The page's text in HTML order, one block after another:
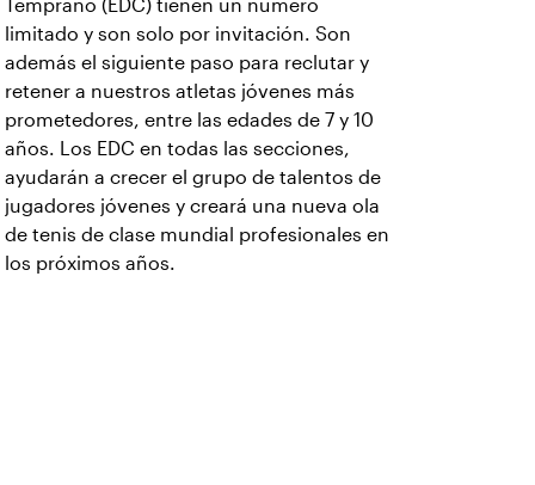
Temprano (EDC) tienen un número
limitado y son solo por invitación. Son
además el siguiente paso para reclutar y
retener a nuestros atletas jóvenes más
prometedores, entre las edades de 7 y 10
años. Los EDC en todas las secciones,
ayudarán a crecer el grupo de talentos de
jugadores jóvenes y creará una nueva ola
de tenis de clase mundial profesionales en
los próximos años.